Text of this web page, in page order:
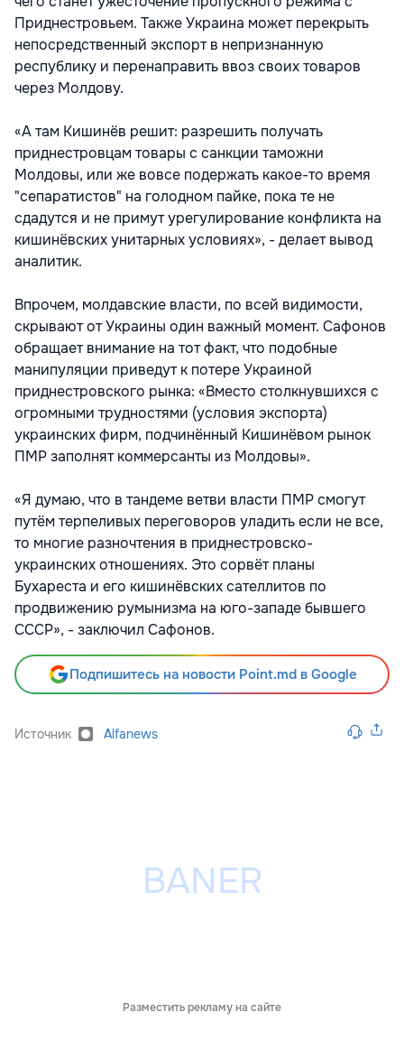
Приднестровьем. Также Украина может перекрыть
непосредственный экспорт в непризнанную
республику и перенаправить ввоз своих товаров
через Молдову.
«А там Кишинёв решит: разрешить получать
приднестровцам товары с санкции таможни
Молдовы, или же вовсе подержать какое-то время
"сепаратистов" на голодном пайке, пока те не
сдадутся и не примут урегулирование конфликта на
кишинёвских унитарных условиях», - делает вывод
аналитик.
Впрочем, молдавские власти, по всей видимости,
скрывают от Украины один важный момент. Сафонов
обращает внимание на тот факт, что подобные
манипуляции приведут к потере Украиной
приднестровского рынка: «Вместо столкнувшихся с
огромными трудностями (условия экспорта)
украинских фирм, подчинённый Кишинёвом рынок
ПМР заполнят коммерсанты из Молдовы».
«Я думаю, что в тандеме ветви власти ПМР смогут
путём терпеливых переговоров уладить если не все,
то многие разночтения в приднестровско-
украинских отношениях. Это сорвёт планы
Бухареста и его кишинёвских сателлитов по
продвижению румынизма на юго-западе бывшего
СССР», - заключил Сафонов.
Подпишитесь на новости Point.md в Google
Источник Alfanews
Разместить рекламу на сайте